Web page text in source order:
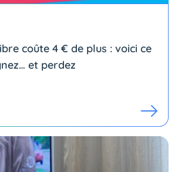
coûte 4 € de plus : voici ce
et perdez